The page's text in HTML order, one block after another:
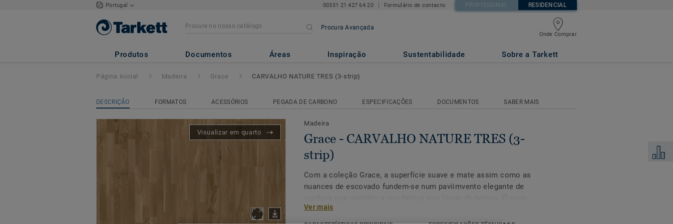
Portugal 00351 21 427 64 20 Formulário de contacto PROFISSIONAL RESIDENCIAL
Procura Avançada
Onde Comprar
Produtos Documentos Áreas Inspiração Sustentabilidade Sobre a Tarkett
Grace - CARVALHO NATURE TRES (3-strip)
Página inicial Madeira Grace CARVALHO NATURE TRES (3-strip)
DESCRIÇÃO FORMATOS ACESSÓRIOS PEGADA DE CARBONO ESPECIFICAÇÕES DOCUMENTOS SABER MAIS
Visualizar em quarto
Madeira
Grace - CARVALHO NATURE TRES (3-
strip)
Com a coleção Grace, a superfície suave e mate assim como as
nuances de escovado fundem-se num paviimvento elegante de
verniz Proteco ExtraMatt proporciobna a esta coleção Grace
todos os benefícios de um pavimento envernizado: excelente
Ver mais